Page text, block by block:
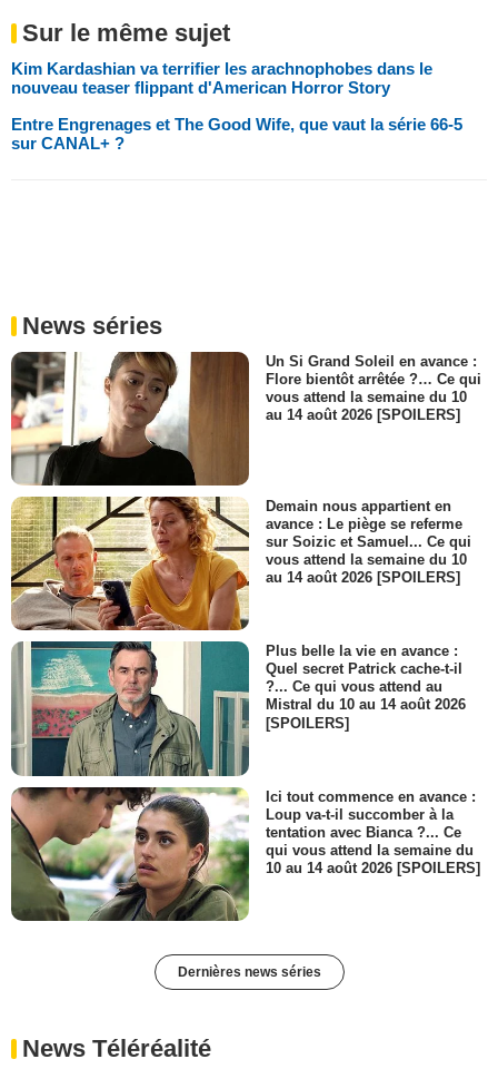
Sur le même sujet
Kim Kardashian va terrifier les arachnophobes dans le
nouveau teaser flippant d'American Horror Story
Entre Engrenages et The Good Wife, que vaut la série 66-5
sur CANAL+ ?
News séries
Un Si Grand Soleil en avance :
Flore bientôt arrêtée ?… Ce qui
vous attend la semaine du 10
au 14 août 2026 [SPOILERS]
Demain nous appartient en
avance : Le piège se referme
sur Soizic et Samuel... Ce qui
vous attend la semaine du 10
au 14 août 2026 [SPOILERS]
Plus belle la vie en avance :
Quel secret Patrick cache-t-il
?... Ce qui vous attend au
Mistral du 10 au 14 août 2026
[SPOILERS]
Ici tout commence en avance :
Loup va-t-il succomber à la
tentation avec Bianca ?... Ce
qui vous attend la semaine du
10 au 14 août 2026 [SPOILERS]
Dernières news séries
News Téléréalité